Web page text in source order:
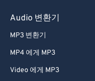
Audio 변환기
MP3 변환기
MP4 에게 MP3
Video 에게 MP3